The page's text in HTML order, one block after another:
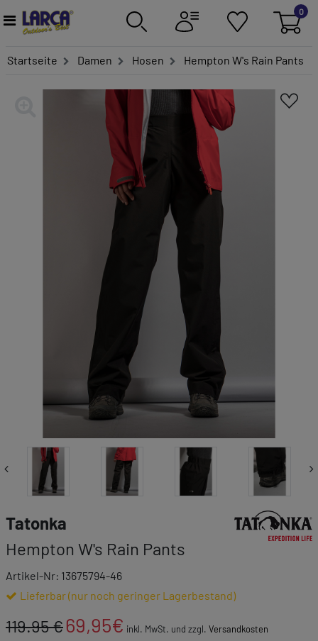
0
Startseite Damen Hosen Hempton W's Rain Pants
Tatonka
Hempton W's Rain Pants
Link zur
Artikel-Nr: 13675794-46
Lieferbar (nur noch geringer Lagerbestand)
119.95 €69,95€ inkl. MwSt. und zzgl. Versandkosten